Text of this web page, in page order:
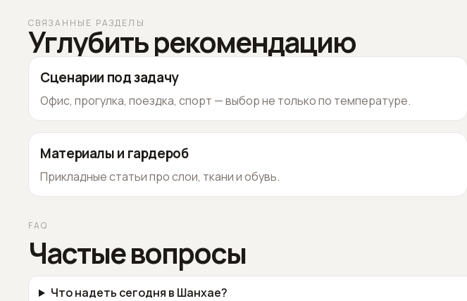
СВЯЗАННЫЕ РАЗДЕЛЫ
Углубить рекомендацию
Сценарии под задачу
Офис, прогулка, поездка, спорт — выбор не только по температуре.
Материалы и гардероб
Прикладные статьи про слои, ткани и обувь.
FAQ
Частые вопросы
Что надеть сегодня в Шанхае?